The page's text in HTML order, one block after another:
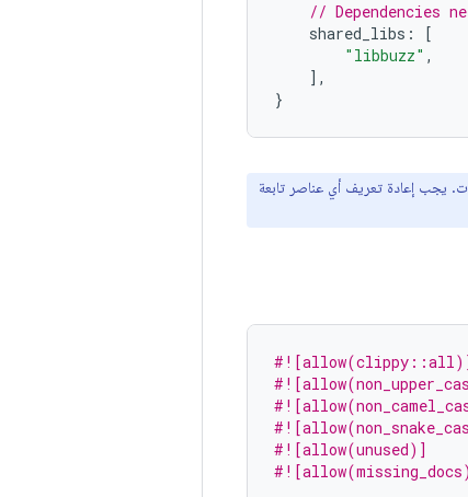
// Dependencies
shared_libs :
[
"libbuzz" ,
],
}
يجب إعادة تعريف أي عناصر تابعة
#![allow(unused)]